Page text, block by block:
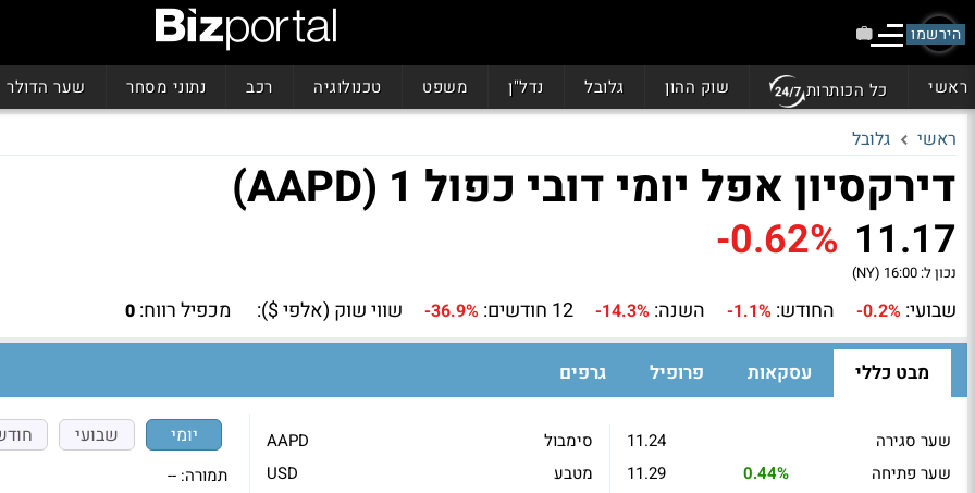
הירשמו
ראשי כל הכותרות שוק ההון גלובל נדל"ן משפט טכנולוגיה רכב נתוני מסחר שער הדולר
ראשי גלובל
דירקסיון אפל יומי דובי כפול 1 (AAPD)
11.17
-0.62%
נכון ל: 16:00 (NY)
שבועי: -0.2% החודש: -1.1% השנה: -14.3% 12 חודשים: -36.9% שווי שוק (אלפי $): מכפיל רווח: 0
מבט כללי עסקאות פרופיל גרפים
שער סגירה
11.24
שער פתיחה
0.44%
11.29
סימבול
AAPD
מטבע
USD
יומי שבועי
תמורה: --